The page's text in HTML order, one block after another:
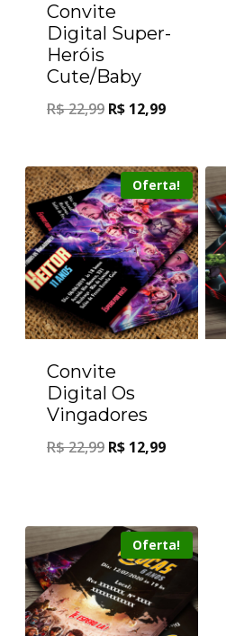
Convite
Digital Super-
Heróis
Cute/Baby
R$22,99 R$ 12,99
Oferta!
Convite
Digital Os
Vingadores
R$22,99 R$ 12,99
Oferta!